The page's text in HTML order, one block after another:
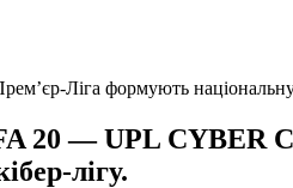
20 — UPL CYBER
лігу.